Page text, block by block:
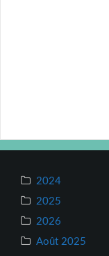
2024
2025
2026
Août 2025